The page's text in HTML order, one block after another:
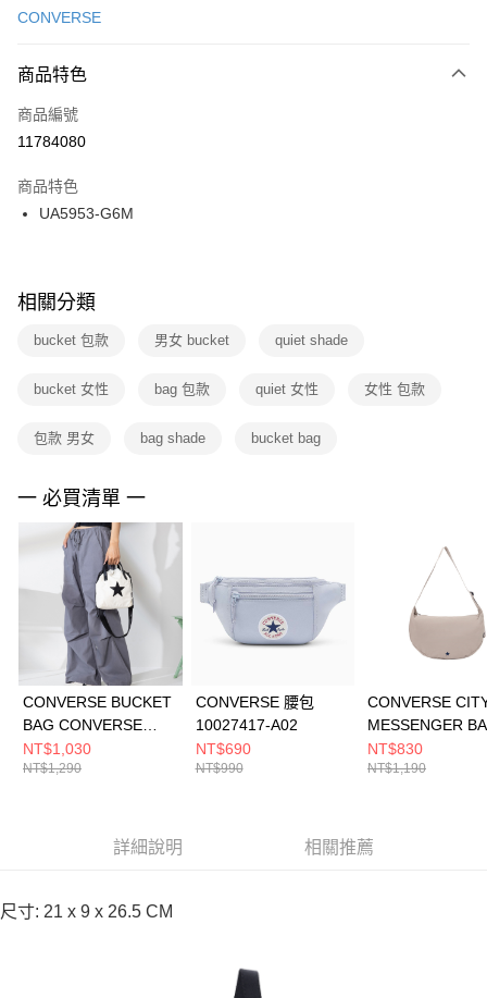
便利好安心！
３．安心：先確認商品／服務後，再付款。
【「AFTEE先享後付」結帳流程】
１．於結帳方式選擇「AFTEE先享後付」後，將跳轉至「AFTEE先享後付」
２．訂單成立數日內，您將收到繳費通知簡訊。
３．收到繳費通知簡訊後14天內，點擊此簡訊中的連結，可透過四大超商／
ATM／網路銀行／等多元方式進行付款，方視為交易完成。
※ 交易是否成功請以「AFTEE先享後付 」之結帳頁面顯示為準，若有關於
是否繳費成功／繳費後需取消欲退款等相關疑問，請聯繫「AFTEE先享後付
客戶支援中心」
https://netprotections.freshdesk.com/support/home
１．透過由恩沛科技股份有限公司提供之「AFTEE先享後付」服務完成之交
權轉讓予恩沛科技股份有限公司。
３．未成年的使用者請事先徵得法定代理人或監護人之同意方可使用
「AFTEE先享後付」，若未經同意申辦者引起之損失，本公司不負相關責
４．使用「AFTEE先享後付」時，將依據個別帳號之用戶狀況，依本公司即
時審查核予不同之上限額度；若仍有額度不足之情形，本公司將視審查結果
請求用戶進行身份認證。
５．嚴禁一人註冊多個帳號或使用他人資訊註冊。若發現惡意使用之情形，
恩沛科技股份有限公司將有權停止該用戶之使用額度並採取法律行動。
運送方式
每筆NT$100，滿NT$1,500(含以上)免運費
宅配
每筆NT$100，滿NT$1,500(含以上)免運費
付款後門市自取
每筆NT$100，滿NT$1,500(含以上)免運費
CONVERSE
商品特色
商品編號
11784080
商品特色
UA5953-G6M
相關分類
bucket 包款 男女 bucket quiet shade
bucket 女性 bag 包款 quiet 女性 女性 包款
包款 男女 bag shade bucket bag
一 必買清單 一
CONVERSE BUCKET
BAG CONVERSE
EGRET 男女 其他包款
UA5953-W2Y
NT$1,030
NT$1,290
CONVERSE 腰包
10027417-A02
NT$690
NT$990
CONVERSE
MESSENGER
VINTAGE
女 側背包
NT$830
NT$1,190
詳細說明 相關推薦
尺寸: 21 x 9 x 26.5 CM